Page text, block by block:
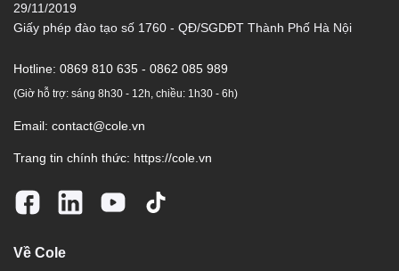
29/11/2019
Giấy phép đào tạo số 1760 - QĐ/SGDĐT Thành Phố Hà Nội
Hotline: 0869 810 635 - 0862 085 989
(Giờ hỗ trợ: sáng 8h30 - 12h, chiều: 1h30 - 6h)
Email: contact@cole.vn
Trang tin chính thức: https://cole.vn
Về Cole